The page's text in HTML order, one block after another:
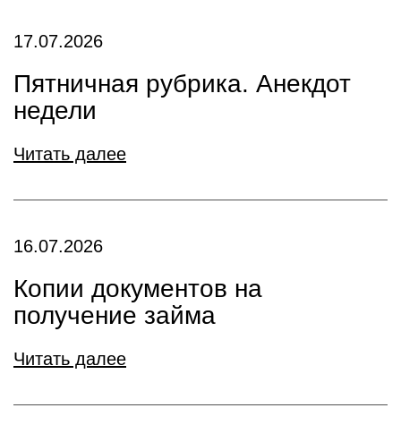
17.07.2026
Пятничная рубрика. Анекдот
недели
Читать далее
16.07.2026
Копии документов на
получение займа
Читать далее